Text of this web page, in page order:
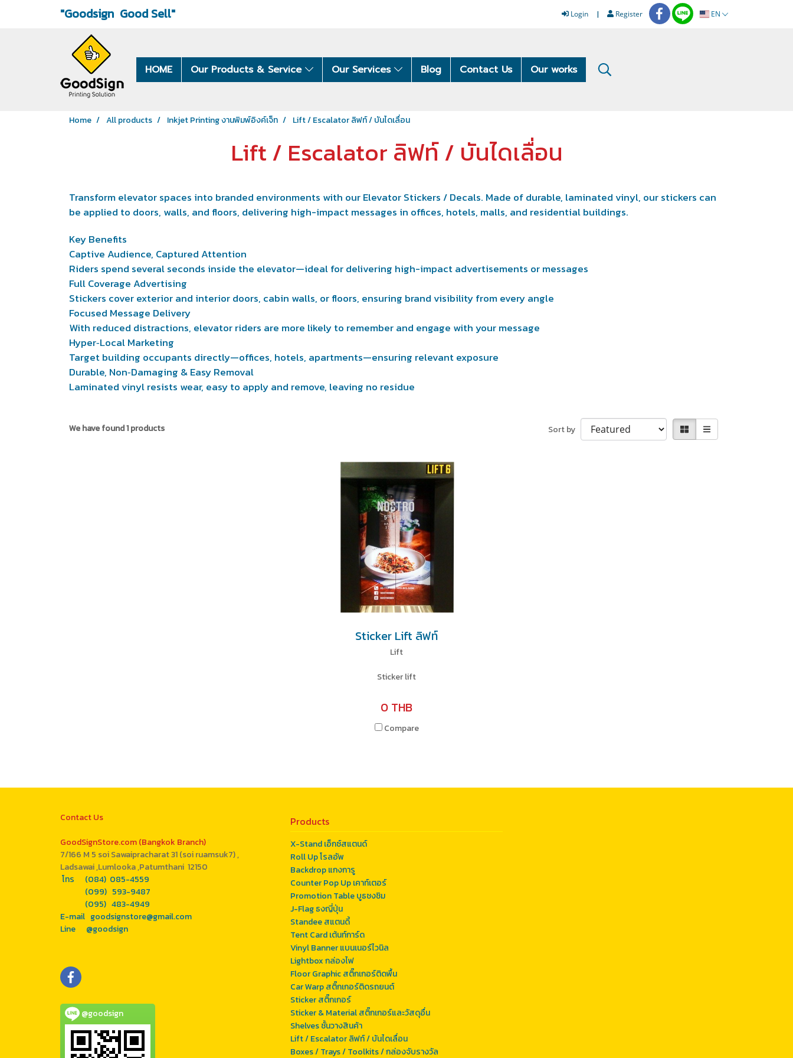
"Goodsign Good Sell" Login Register EN
HOME Our Products & Service Our Services Blog Contact Us Our works
Home All products Inkjet Printing งานพิมพ์อิงค์เจ็ท Lift / Escalator ลิฟท์ / บันไดเลื่อน
Lift / Escalator ลิฟท์ / บันไดเลื่อน
Transform elevator spaces into branded environments with our Elevator Stickers / Decals. Made of durable, laminated vinyl, our stickers can
be applied to doors, walls, and floors, delivering high-impact messages in offices, hotels, malls, and residential buildings.
Key Benefits
Captive Audience, Captured Attention
Riders spend several seconds inside the elevator—ideal for delivering high-impact advertisements or messages
Full Coverage Advertising
Stickers cover exterior and interior doors, cabin walls, or floors, ensuring brand visibility from every angle
Focused Message Delivery
With reduced distractions, elevator riders are more likely to remember and engage with your message
Hyper‑Local Marketing
Target building occupants directly—offices, hotels, apartments—ensuring relevant exposure
Durable, Non‑Damaging & Easy Removal
Laminated vinyl resists wear, easy to apply and remove, leaving no residue
We have found 1 products Sort by
Sticker Lift ลิฟท์
Lift
Sticker lift
0 THB
Compare
Contact Us
GoodSignStore.com (Bangkok Branch)
7/166 M 5 soi Sawaipracharat 31 (soi ruamsuk7) ,
Ladsawai ,Lumlooka ,Patumthani 12150
โทร (084) 085-4559
(099) 593-9487
(095) 483-4949
E-mail goodsignstore@gmail.com
Line @goodsign
@goodsign
Products
X-Stand เอ็กซ์สแตนด์
Roll Up โรลอัพ
Backdrop แกงการู
Counter Pop Up เคาท์เตอร์
Promotion Table บูธชงชิม
J-Flag ธงญี่ปุ่น
Standee สแตนดี้
Tent Card เต้นท์การ์ด
Vinyl Banner แบนเนอร์ไวนิล
Lightbox กล่องไฟ
Floor Graphic สติ๊กเกอร์ติดพื้น
Car Warp สติ๊กเกอร์ติดรถยนต์
Sticker สติ๊กเกอร์
Sticker & Material สติ๊กเกอร์และวัสดุอื่น
Shelves ชั้นวางสินค้า
Lift / Escalator ลิฟท์ / บันไดเลื่อน
Boxes / Trays / Toolkits / กล่องจับรางวัล